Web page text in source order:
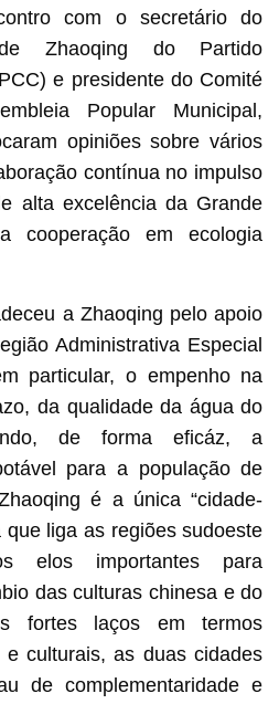
com o secretário do
Zhaoqing do Partido
e presidente do Comité
Popular Municipal,
opiniões sobre vários
contínua no impulso
alta excelência da Grande
em ecologia
a Zhaoqing pelo apoio
Administrativa Especial
particular, o empenho na
da qualidade da água do
de forma eficáz, a
para a população de
é a única “cidade-
que liga as regiões sudoeste
elos importantes para
das culturas chinesa e do
fortes laços em termos
e culturais, as duas cidades
de complementaridade e